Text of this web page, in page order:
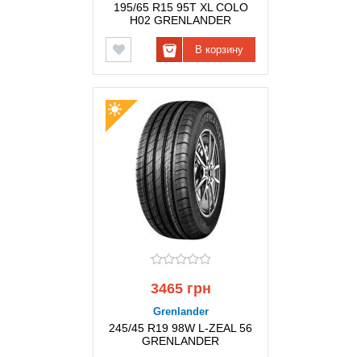
195/65 R15 95T XL COLO
H02 GRENLANDER
В корзину
3465 грн
Grenlander
245/45 R19 98W L-ZEAL 56
GRENLANDER